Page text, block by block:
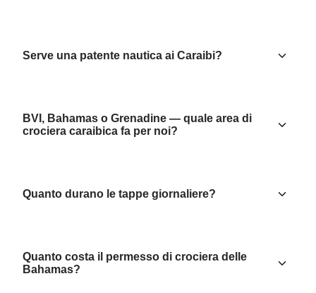
Serve una patente nautica ai Caraibi?
BVI, Bahamas o Grenadine — quale area di
crociera caraibica fa per noi?
Quanto durano le tappe giornaliere?
Quanto costa il permesso di crociera delle
Bahamas?